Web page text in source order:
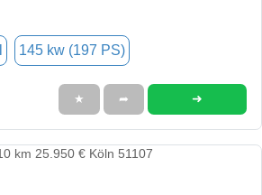
145 kw (197 PS)
★ ➦ ➜